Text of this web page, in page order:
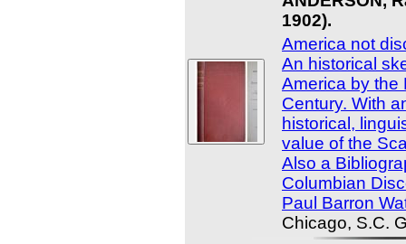
1902).
America not
An historical
America by the
Century. With
historical,
value of the
Also a
Columbian
Paul Barron
Chicago, S.C.